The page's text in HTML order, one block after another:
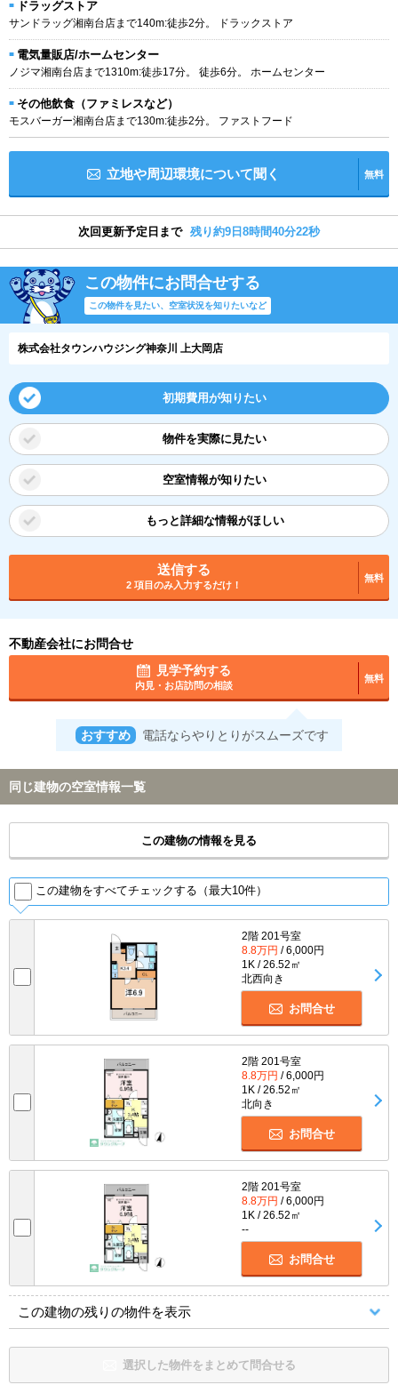
ドラッグストア
サンドラッグ湘南台店まで140m:徒歩2分。 ドラックストア
電気量販店/ホームセンター
ノジマ湘南台店まで1310m:徒歩17分。 徒歩6分。 ホームセンター
その他飲食（ファミレスなど）
モスバーガー湘南台店まで130m:徒歩2分。 ファストフード
立地や周辺環境について聞く 無料
次回更新予定日まで 残り約9日8時間40分21秒
この物件にお問合せする
この物件を見たい、空室状況を知りたいなど
株式会社タウンハウジング神奈川 上大岡店
初期費用が知りたい
物件を実際に見たい
空室情報が知りたい
もっと詳細な情報がほしい
送信する
2 項目のみ入力するだけ！
無料
不動産会社にお問合せ
見学予約する
内見・お店訪問の相談
無料
おすすめ 電話ならやりとりがスムーズです
同じ建物の空室情報一覧
この建物の情報を見る
この建物をすべてチェックする（最大10件）
2階 201号室
8.8万円 / 6,000円
1K / 26.52㎡
北西向き
お問合せ
2階 201号室
8.8万円 / 6,000円
1K / 26.52㎡
北向き
お問合せ
2階 201号室
8.8万円 / 6,000円
1K / 26.52㎡
--
お問合せ
この建物の残りの物件を表示
選択した物件をまとめて問合せる